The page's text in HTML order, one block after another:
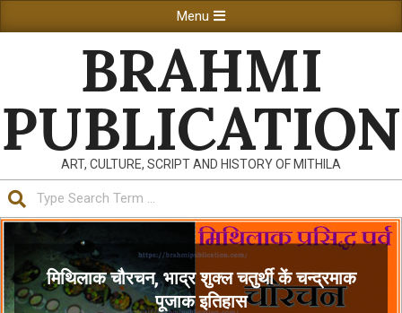
to
Navigation
Menu
BRAHMI
PUBLICATION
ART, CULTURE, SCRIPT AND HISTORY OF MITHILA
मिथिलाक चौरचन, भाद्र शुक्ल चतुर्थी कें चन्द्रमाक
पूजाक इतिहास